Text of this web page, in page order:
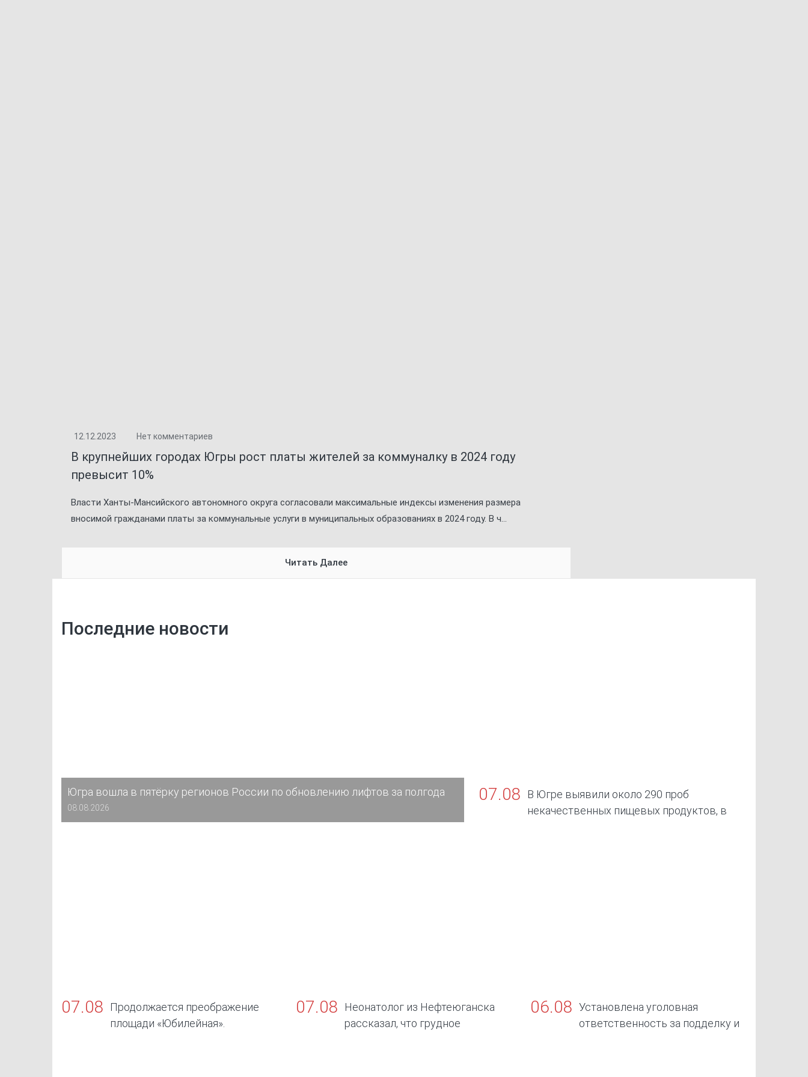
12.12.2023 Нет комментариев
В крупнейших городах Югры рост платы жителей за коммуналку в 2024 году
превысит 10%
Власти Ханты-Мансийского автономного округа согласовали максимальные индексы изменения размера
вносимой гражданами платы за коммунальные услуги в муниципальных образованиях в 2024 году. В ч...
Читать Далее
Последние новости
Югра вошла в пятёрку регионов России по обновлению лифтов за полгода
08.08.2026
07.08
В Югре выявили около 290 проб
некачественных пищевых продуктов, в
07.08
Продолжается преображение
площади «Юбилейная».
07.08
Неонатолог из Нефтеюганска
рассказал, что грудное
06.08 Установлена уголовная
ответственность за подделку и